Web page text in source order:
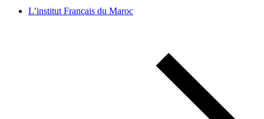
L’institut Français du Maroc